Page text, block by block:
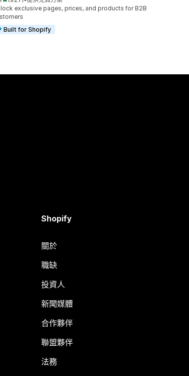
927 則評價
exclusive pages, prices, and products for B2B
Built for Shopify
Shopify
關於
職缺
投資人
新聞媒體
合作夥伴
聯盟夥伴
法務